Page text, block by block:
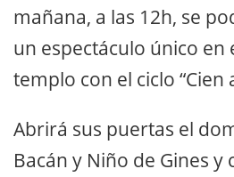
mañana, a las 12h, se
un espectáculo único en
templo con el ciclo “Cien
Abrirá sus puertas el
Bacán y Niño de Gines y